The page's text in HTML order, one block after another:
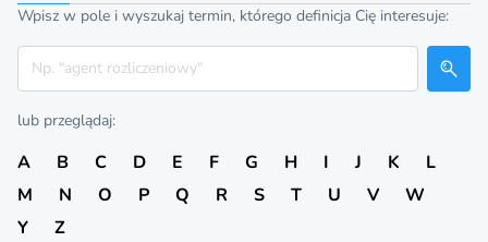
Wpisz w pole i wyszukaj termin, którego definicja Cię interesuje:
Szukaj
lub przeglądaj:
A B C D E F G H I J K
L
M
N O P Q R S T U V
W
Y
Z